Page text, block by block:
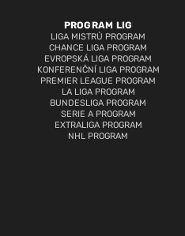
PROGRAM LIG
LIGA MISTRŮ PROGRAM
CHANCE LIGA PROGRAM
EVROPSKÁ LIGA PROGRAM
KONFERENČNÍ LIGA PROGRAM
PREMIER LEAGUE PROGRAM
LA LIGA PROGRAM
BUNDESLIGA PROGRAM
SERIE A PROGRAM
EXTRALIGA PROGRAM
NHL PROGRAM